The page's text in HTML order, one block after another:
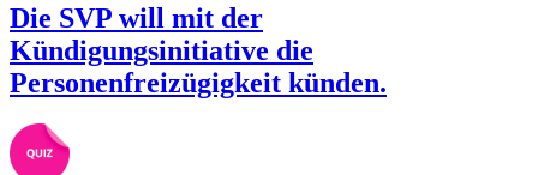
Die SVP will mit der
Kündigungsinitiative die
Personenfreizügigkeit künden.